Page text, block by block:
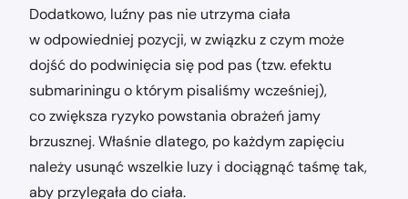
Dodatkowo, luźny pas nie utrzyma ciała
w odpowiedniej pozycji, w związku z czym może
dojść do podwinięcia się pod pas (tzw. efektu
submariningu o którym pisaliśmy wcześniej),
co zwiększa ryzyko powstania obrażeń jamy
brzusznej. Właśnie dlatego, po każdym zapięciu
należy usunąć wszelkie luzy i dociągnąć taśmę tak,
aby przylegała do ciała.